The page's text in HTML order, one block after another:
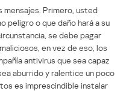
mensajes. Primero, usted
peligro o que daño hará a su
se debe pagar
en vez de eso, los
antivirus que sea capaz
aburrido y ralentice un poco
es imprescindible instalar